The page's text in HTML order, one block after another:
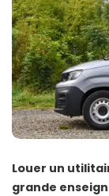
Louer un
grande